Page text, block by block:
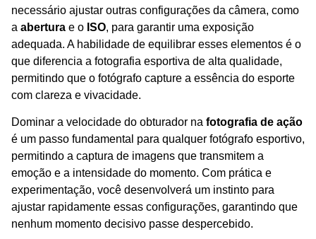
necessário ajustar outras configurações da câmera, como
a abertura e o ISO, para garantir uma exposição
adequada. A habilidade de equilibrar esses elementos é o
que diferencia a fotografia esportiva de alta qualidade,
permitindo que o fotógrafo capture a essência do esporte
com clareza e vivacidade.
Dominar a velocidade do obturador na fotografia de ação
é um passo fundamental para qualquer fotógrafo esportivo,
permitindo a captura de imagens que transmitem a
emoção e a intensidade do momento. Com prática e
experimentação, você desenvolverá um instinto para
ajustar rapidamente essas configurações, garantindo que
nenhum momento decisivo passe despercebido.